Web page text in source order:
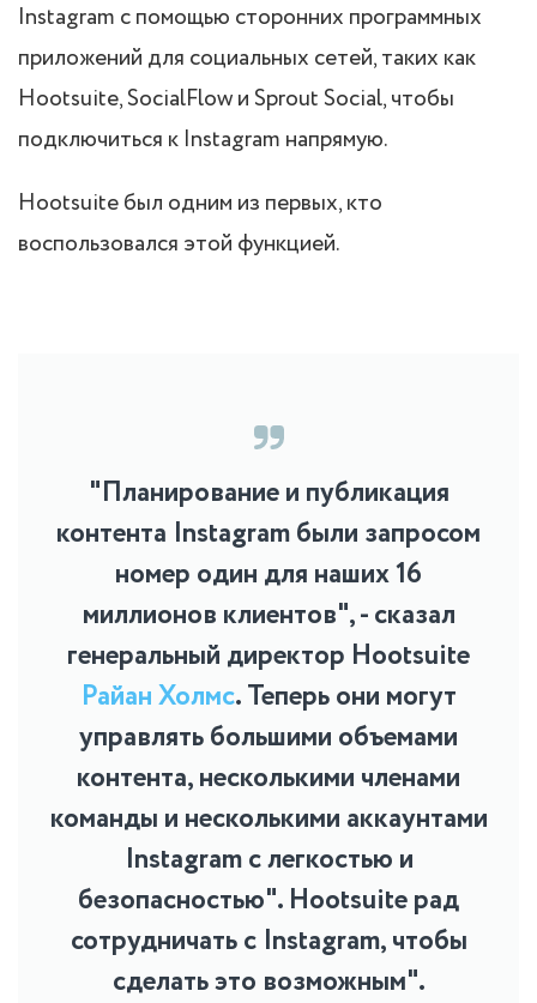
Instagram с помощью сторонних программных
приложений для социальных сетей, таких как
Hootsuite, SocialFlow и Sprout Social, чтобы
подключиться к Instagram напрямую.
Hootsuite был одним из первых, кто
воспользовался этой функцией.
"Планирование и публикация
контента Instagram были запросом
номер один для наших 16
миллионов клиентов", - сказал
генеральный директор Hootsuite
Райан Холмс. Теперь они могут
управлять большими объемами
контента, несколькими членами
команды и несколькими аккаунтами
Instagram с легкостью и
безопасностью". Hootsuite рад
сотрудничать с Instagram, чтобы
сделать это возможным".